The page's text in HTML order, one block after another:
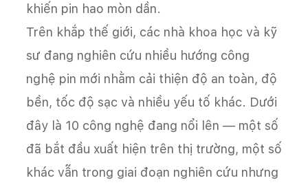
khiến pin hao mòn dần.
Trên khắp thế giới, các nhà khoa học và kỹ
sư đang nghiên cứu nhiều hướng công
nghệ pin mới nhằm cải thiện độ an toàn, độ
bền, tốc độ sạc và nhiều yếu tố khác. Dưới
đây là 10 công nghệ đang nổi lên — một số
đã bắt đầu xuất hiện trên thị trường, một số
khác vẫn trong giai đoạn nghiên cứu nhưng